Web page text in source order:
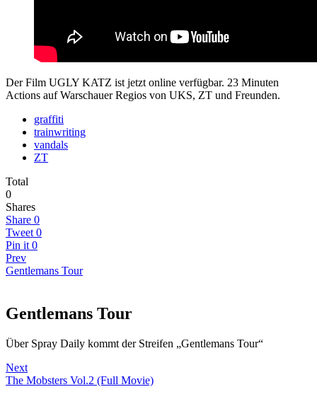
Der Film UGLY KATZ ist jetzt online verfügbar. 23 Minuten
Actions auf Warschauer Regios von UKS, ZT und Freunden.
graffiti
trainwriting
vandals
ZT
Total
0
Shares
Share 0
Tweet 0
Pin it 0
Prev
Gentlemans Tour
Gentlemans Tour
Über Spray Daily kommt der Streifen „Gentlemans Tour“
Next
The Mobsters Vol.2 (Full Movie)